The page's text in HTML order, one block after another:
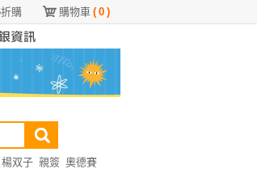
購物車 ( 0 )
購
楊双子 親簽 奧德賽